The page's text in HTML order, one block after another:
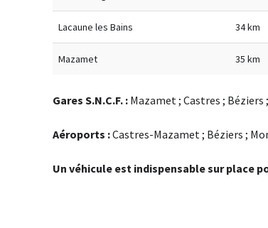
Lacaune les Bains 34 km
Mazamet 35 km
Gares S.N.C.F. : Mazamet ; Castres ; Béziers
Aéroports :Castres-Mazamet ; Béziers ;
Un véhicule est indispensable sur place